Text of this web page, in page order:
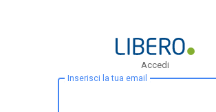
Accedi
Inserisci la tua email